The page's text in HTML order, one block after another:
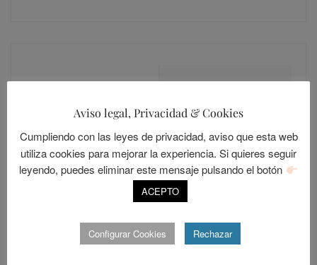
20
LOLALANDIA
Sevilla, una ciudad cerrada
POSTED
ABRIL 15, 2014
15
LOLALANDIA
Los Resentidos
Aviso legal, Privacidad & Cookies
Cumpliendo con las leyes de privacidad, aviso que esta web
utiliza cookies para mejorar la experiencia. Si quieres seguir
leyendo, puedes eliminar este mensaje pulsando el botón
ACEPTO
Configurar Cookies Rechazar